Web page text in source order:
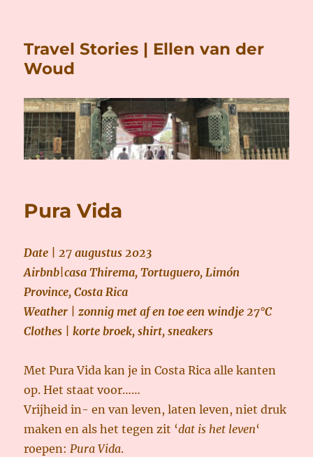
Travel Stories | Ellen van der
Woud
Pura Vida
Date | 27 augustus 2023
Airbnb|casa Thirema, Tortuguero, Limón
Province, Costa Rica
Weather | zonnig met af en toe een windje 27°C
Clothes | korte broek, shirt, sneakers
Met Pura Vida kan je in Costa Rica alle kanten
op. Het staat voor……
Vrijheid in- en van leven, laten leven, niet druk
maken en als het tegen zit ‘dat is het leven‘
roepen:Pura Vida.